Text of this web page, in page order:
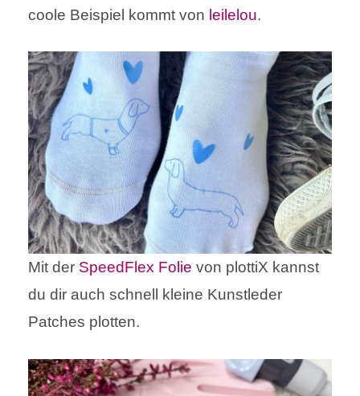
coole Beispiel kommt von leilelou.
Mit der SpeedFlex Folie von plottiX kannst
du dir auch schnell kleine Kunstleder
Patches plotten.